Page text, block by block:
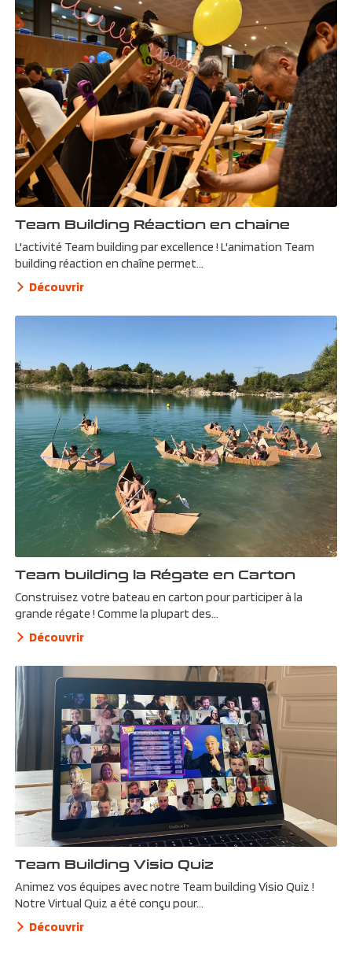
Team Building Réaction en chaine
L'activité Team building par excellence ! L'animation Team
building réaction en chaîne permet...
Découvrir
Team building la Régate en Carton
Construisez votre bateau en carton pour participer à la
grande régate ! Comme la plupart des...
Découvrir
Team Building Visio Quiz
Animez vos équipes avec notre Team building Visio Quiz !
Notre Virtual Quiz a été conçu pour...
Découvrir